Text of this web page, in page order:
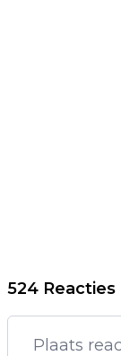
524 Reacties